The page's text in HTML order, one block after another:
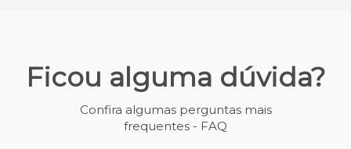
Ficou alguma dúvida?
Confira algumas perguntas mais
frequentes - FAQ